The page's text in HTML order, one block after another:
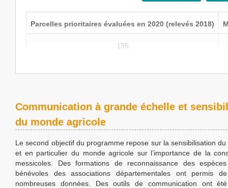
Parcelles prioritaires évaluées en 2020 (relevés 2018)
135
Communication à grande échelle et
du monde agricole
Le second objectif du programme repose sur la sensibilisation
et en particulier du monde agricole sur l’importance de la
messicoles. Des formations de reconnaissance des
bénévoles des associations départementales ont permis
nombreuses données. Des outils de communication ont